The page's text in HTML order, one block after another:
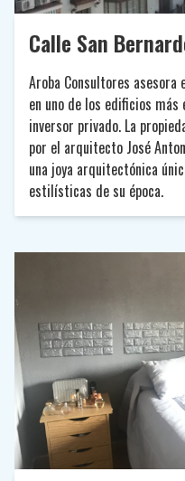
Calle San
Aroba Consultores
en uno de los edificios
inversor privado. La
por el arquitecto José
una joya arquitectónica
estilísticas de su época.